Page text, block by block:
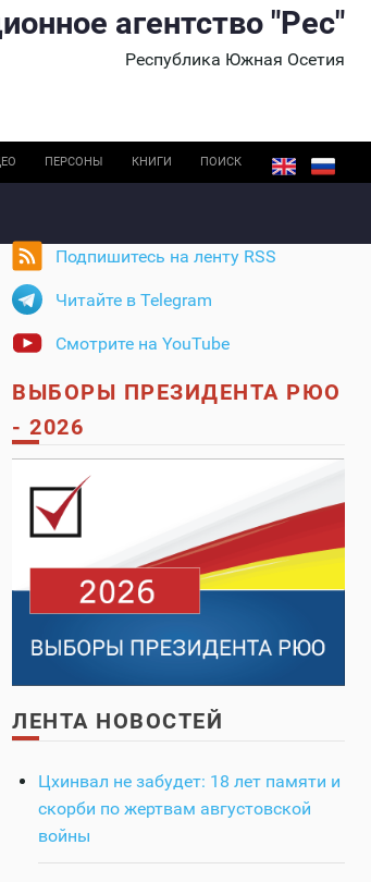
агентство "Рес"
Республика Южная Осетия
ПЕРСОНЫ КНИГИ ПОИСК
Подпишитесь на ленту RSS
Читайте в Telegram
Смотрите на YouTube
ВЫБОРЫ ПРЕЗИДЕНТА РЮО
- 2026
ЛЕНТА НОВОСТЕЙ
Цхинвал не забудет: 18 лет памяти и
скорби по жертвам августовской
войны